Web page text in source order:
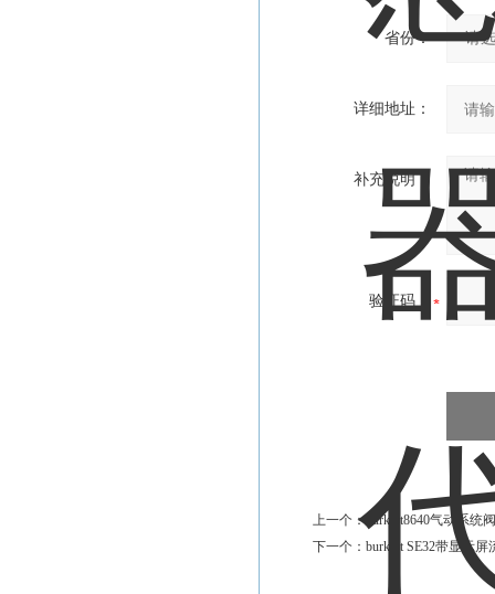
省份：
详细地址：
补充说明：
验证码：
上一个： burkert8640气动系
下一个： burkert SE32带显示